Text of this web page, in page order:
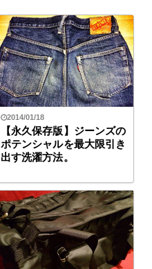
2014/01/18
【永久保存版】ジーンズの
ポテンシャルを最大限引き
出す洗濯方法。